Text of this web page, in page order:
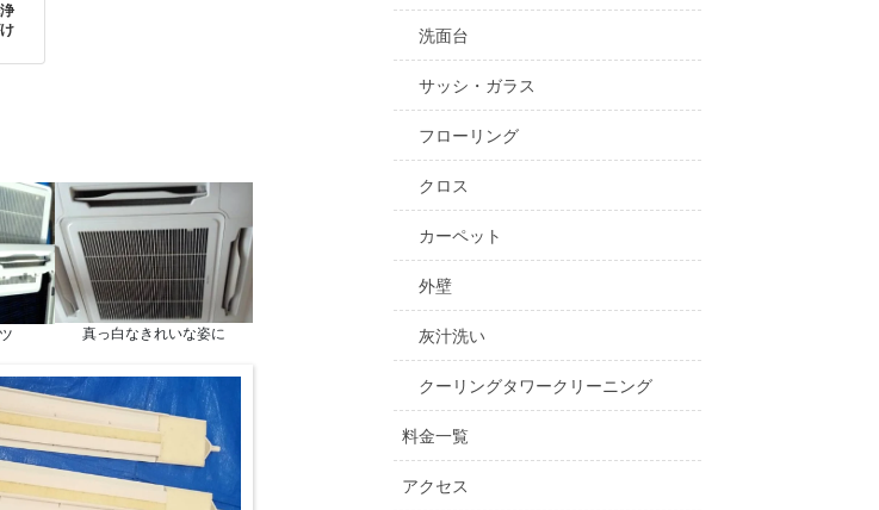
真っ白なきれいな姿に
洗面台
サッシ・ガラス
フローリング
クロス
カーペット
外壁
灰汁洗い
クーリングタワークリーニング
料金一覧
アクセス